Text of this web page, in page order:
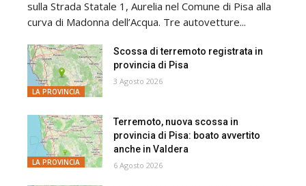
sulla Strada Statale 1, Aurelia nel Comune di Pisa alla
curva di Madonna dell’Acqua. Tre autovetture...
LA PROVINCIA
Scossa di terremoto registrata in
provincia di Pisa
3 Agosto 2026
LA PROVINCIA
Terremoto, nuova scossa in
provincia di Pisa: boato avvertito
anche in Valdera
6 Agosto 2026